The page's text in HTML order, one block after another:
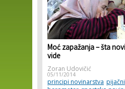
Moć zapažanja – šta
vide
Zoran Udovičić
05/11/2014
principi novinarstva pijačni